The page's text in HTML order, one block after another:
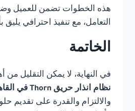
هذه الخطوات تضمن للعميل
التعامل، مع تنفيذ احترافي يليق
الخاتمة
في النهاية، لا يمكن التقليل من
نظام انذار حريق Thorn في القاهرة
والالتزام والقدرة على تقديم